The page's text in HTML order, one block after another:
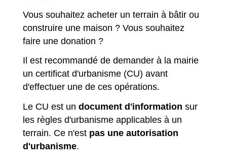
Vous souhaitez acheter un terrain à bâtir ou
construire une maison ? Vous souhaitez
faire une donation ?
Il est recommandé de demander à la mairie
un certificat d'urbanisme (CU) avant
d'effectuer une de ces opérations.
Le CU est un document d'information sur
les règles d'urbanisme applicables à un
terrain. Ce n'est pas une autorisation
d'urbanisme.